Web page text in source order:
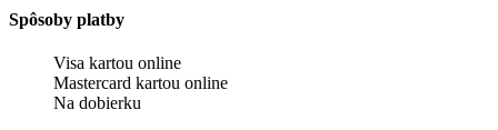
Spôsoby platby
Visa kartou online
Mastercard kartou online
Na dobierku